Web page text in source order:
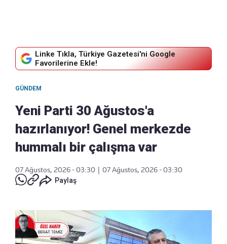
Linke Tıkla, Türkiye Gazetesi'ni Google
Favorilerine Ekle!
GÜNDEM
Yeni Parti 30 Ağustos'a
hazırlanıyor! Genel merkezde
hummalı bir çalışma var
07 Ağustos, 2026 - 03:30
07 Ağustos, 2026 - 03:30
Paylaş